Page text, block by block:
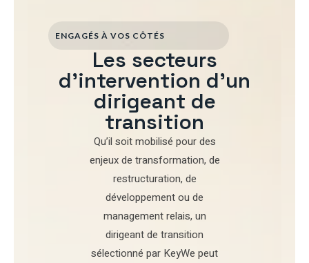
ENGAGÉS À VOS CÔTÉS
Les secteurs
d'intervention d'un
dirigeant de
transition
Qu’il soit mobilisé pourdes
enjeux de transformation, de
restructuration, de
développementou de
management relais, un
dirigeant de transition
sélectionné par KeyWe peut